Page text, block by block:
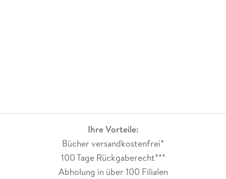
Ihre Vorteile:
Bücher versandkostenfrei*
100 Tage Rückgaberecht***
Abholung in über 100 Filialen